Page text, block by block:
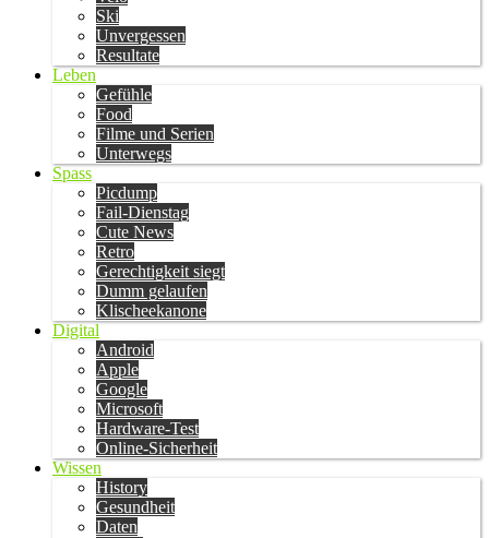
Ski
Unvergessen
Resultate
Leben
Gefühle
Food
Filme und Serien
Unterwegs
Spass
Picdump
Fail-Dienstag
Cute News
Retro
Gerechtigkeit siegt
Dumm gelaufen
Klischeekanone
Digital
Android
Apple
Google
Microsoft
Hardware-Test
Online-Sicherheit
Wissen
History
Gesundheit
Daten